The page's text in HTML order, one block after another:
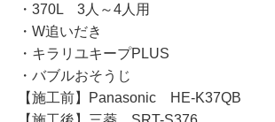
・370L 3人～4人用
・W追いだき
・キラリユキープPLUS
・バブルおそうじ
【施工前】Panasonic HE-K37QB